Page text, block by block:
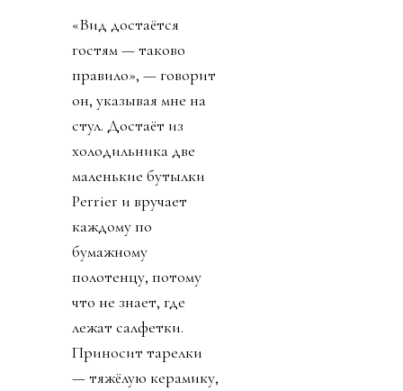
«Вид достаётся
гостям — таково
правило», — говорит
он, указывая мне на
стул. Достаёт из
холодильника две
маленькие бутылки
Perrier и вручает
каждому по
бумажному
полотенцу, потому
что не знает, где
лежат салфетки.
Приносит тарелки
— тяжёлую керамику,